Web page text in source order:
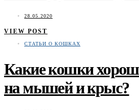
28.05.2020
VIEW POST
СТАТЬИ О КОШКАХ
Какие кошки
на мышей и крыс?